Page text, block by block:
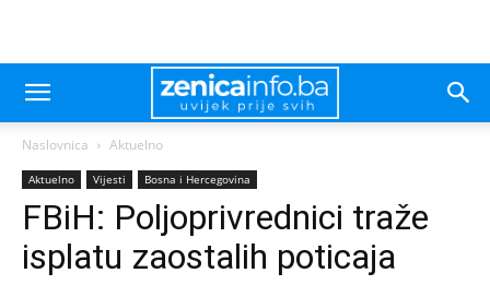
Naslovnica Aktuelno
Aktuelno Vijesti Bosna i Hercegovina
FBiH: Poljoprivrednici traže
isplatu zaostalih poticaja